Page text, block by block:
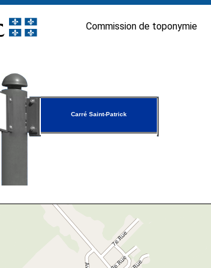
Commission de toponymie
Carré Saint-Patrick